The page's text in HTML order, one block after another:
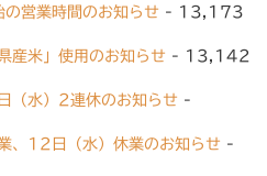
営業時間のお知らせ - 13,173
産米」使用のお知らせ - 13,142
（水）2連休のお知らせ -
、12日（水）休業のお知らせ -